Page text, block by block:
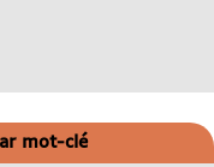
mot-clé